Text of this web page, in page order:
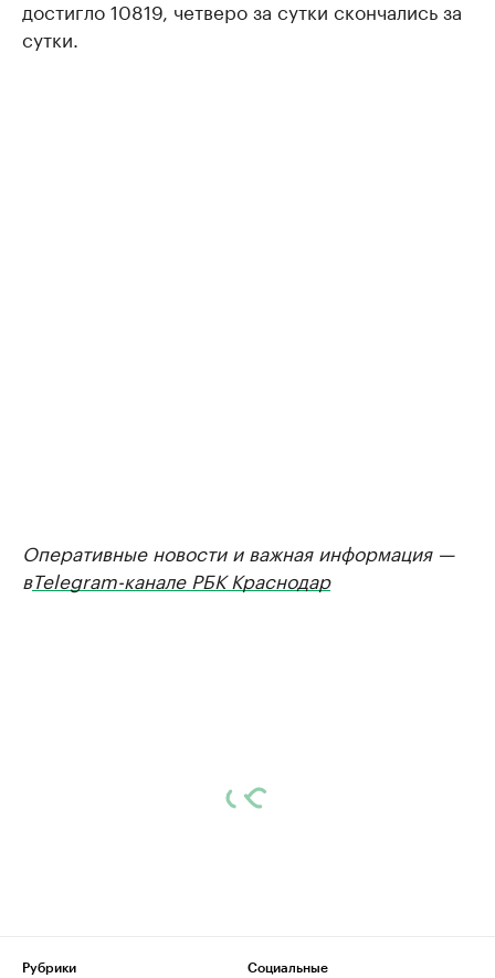
достигло 10819, четверо за сутки скончались за
сутки.
Оперативные новости и важная информация —
вTelegram-канале РБК Краснодар
Рубрики
Социальные